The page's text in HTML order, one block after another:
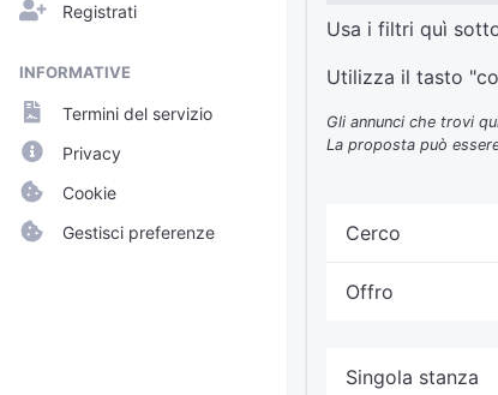
Registrati
INFORMATIVE
Termini del servizio
Privacy
Cookie
Gestisci preferenze
Usa i filtri quì
Utilizza il tasto
Gli annunci che trovi
La proposta può
Cerco
Offro
Singola stanza